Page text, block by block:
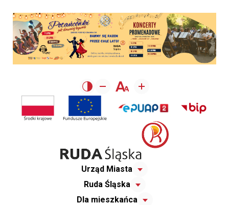
Urząd Miasta
Ruda Śląska
Dla mieszkańca